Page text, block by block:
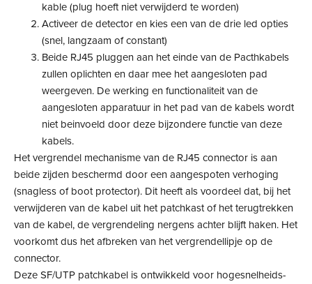
kable (plug hoeft niet verwijderd te worden)
Activeer de detector en kies een van de drie led opties
(snel, langzaam of constant)
Beide RJ45 pluggen aan het einde van de Pacthkabels
zullen oplichten en daar mee het aangesloten pad
weergeven. De werking en functionaliteit van de
aangesloten apparatuur in het pad van de kabels wordt
niet beinvoeld door deze bijzondere functie van deze
kabels.
Het vergrendel mechanisme van de RJ45 connector is aan
beide zijden beschermd door een aangespoten verhoging
(snagless of boot protector). Dit heeft als voordeel dat, bij het
verwijderen van de kabel uit het patchkast of het terugtrekken
van de kabel, de vergrendeling nergens achter blijft haken. Het
voorkomt dus het afbreken van het vergrendellipje op de
connector.
Deze SF/UTP patchkabel is ontwikkeld voor hogesnelheids-